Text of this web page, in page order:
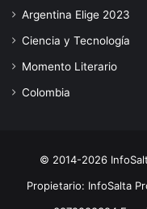
Argentina Elige 2023
Ciencia y Tecnología
Momento Literario
Colombia
© 2014-2026
Propietario: InfoSalta